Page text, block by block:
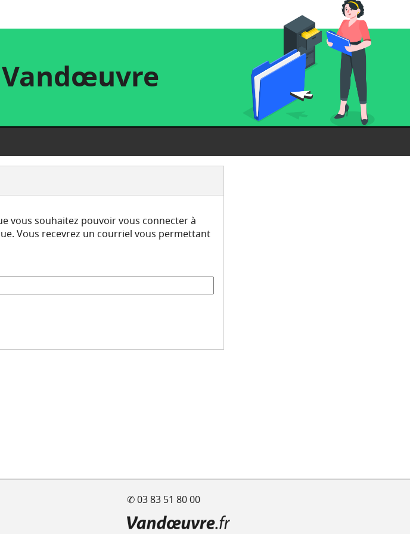
Vandœuvre
vous souhaitez pouvoir vous connecter à
Vous recevrez un courriel vous permettant
✆ 03 83 51 80 00